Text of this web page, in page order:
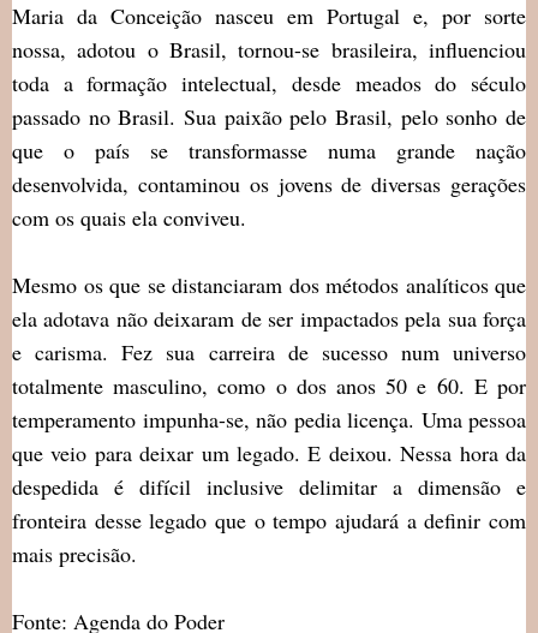
Maria da Conceição nasceu em Portugal e, por sorte
nossa, adotou o Brasil, tornou-se brasileira, influenciou
toda a formação intelectual, desde meados do século
passado no Brasil. Sua paixão pelo Brasil, pelo sonho de
que o país se transformasse numa grande nação
desenvolvida, contaminou os jovens de diversas gerações
com os quais ela conviveu.
Mesmo os que se distanciaram dos métodos analíticos que
ela adotava não deixaram de ser impactados pela sua força
e carisma. Fez sua carreira de sucesso num universo
totalmente masculino, como o dos anos 50 e 60. E por
temperamento impunha-se, não pedia licença. Uma pessoa
que veio para deixar um legado. E deixou. Nessa hora da
despedida é difícil inclusive delimitar a dimensão e
fronteira desse legado que o tempo ajudará a definir com
mais precisão.
Fonte: Agenda do Poder